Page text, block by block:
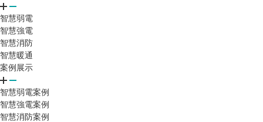
智慧弱電
智慧強電
智慧消防
智慧暖通
案例展示
智慧弱電案例
智慧強電案例
智慧消防案例